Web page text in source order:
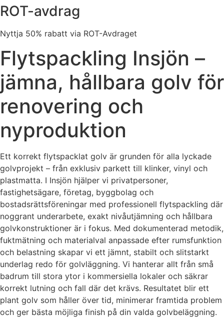
ROT-avdrag
Nyttja 50% rabatt via ROT-Avdraget
Flytspackling Insjön –
jämna, hållbara golv för
renovering och
nyproduktion
Ett korrekt flytspacklat golv är grunden för alla lyckade
golvprojekt – från exklusiv parkett till klinker, vinyl och
plastmatta. I Insjön hjälper vi privatpersoner,
fastighetsägare, företag, byggbolag och
bostadsrättsföreningar med professionell flytspackling där
noggrant underarbete, exakt nivåutjämning och hållbara
golvkonstruktioner är i fokus. Med dokumenterad metodik,
fuktmätning och materialval anpassade efter rumsfunktion
och belastning skapar vi ett jämnt, stabilt och slitstarkt
underlag redo för golvläggning. Vi hanterar allt från små
badrum till stora ytor i kommersiella lokaler och säkrar
korrekt lutning och fall där det krävs. Resultatet blir ett
plant golv som håller över tid, minimerar framtida problem
och ger bästa möjliga finish på din valda golvbeläggning.